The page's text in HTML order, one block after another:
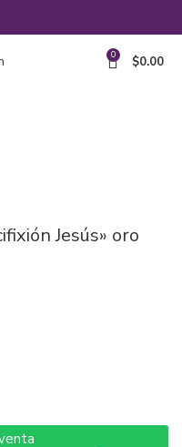
0 $0.00
Jesús» oro